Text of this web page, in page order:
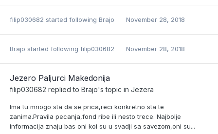
filip030682 started following Brajo November 28, 2018
Brajo started following filip030682 November 28, 2018
Jezero Paljurci Makedonija
filip030682 replied to Brajo's topic in Jezera
Ima tu mnogo sta da se prica,reci konkretno sta te
zanima.Pravila pecanja,fond ribe ili nesto trece. Najbolje
informacija znaju bas oni koi su u svadji sa savezom,oni su...